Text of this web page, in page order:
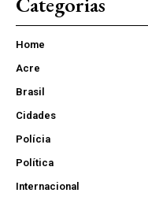
Home
Acre
Brasil
Cidades
Polícia
Política
Internacional